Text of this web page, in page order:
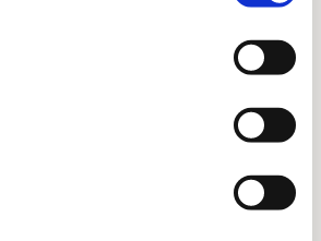
i fx ledergruppen eller med